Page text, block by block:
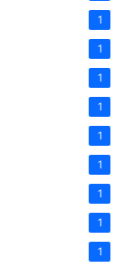
1
1
1
1
1
1
1
1
1